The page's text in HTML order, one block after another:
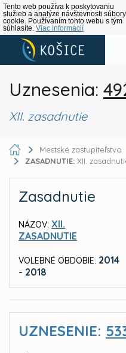
Tento web používa k poskytovaniu
služieb a analýze návštevnosti súbory
cookie. Používaním tohto webu s tým
súhlasíte. Viac informácií
Uznesenia:
XII. zasadnutie
Mestské zastupiteľstvo
ZASADNUTIE: XII.
Zasadnutie
NÁZOV: XII.
ZASADNUTIE
VOLEBNÉ OBDOBIE: 2014
- 2018
UZNESENIE: